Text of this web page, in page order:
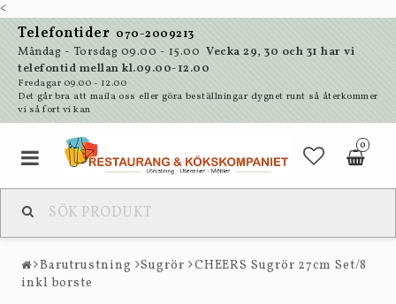
<
Telefontider 070-2009213
Måndag - Torsdag 09.00 - 15.00 Vecka 29, 30 och 31 har vi
telefontid mellan kl.09.00-12.00
Fredagar 09.00 - 12.00
Det går bra att maila oss eller göra beställningar dygnet runt så återkommer
vi så fort vi kan
0
Barutrustning Sugrör
CHEERS Sugrör 27cm Set/8
inkl borste